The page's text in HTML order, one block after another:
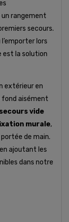
rangement
secours.
lors
est la solution
extérieur en
fond aisément
vide
murale,
de main.
ajoutant les
dans notre